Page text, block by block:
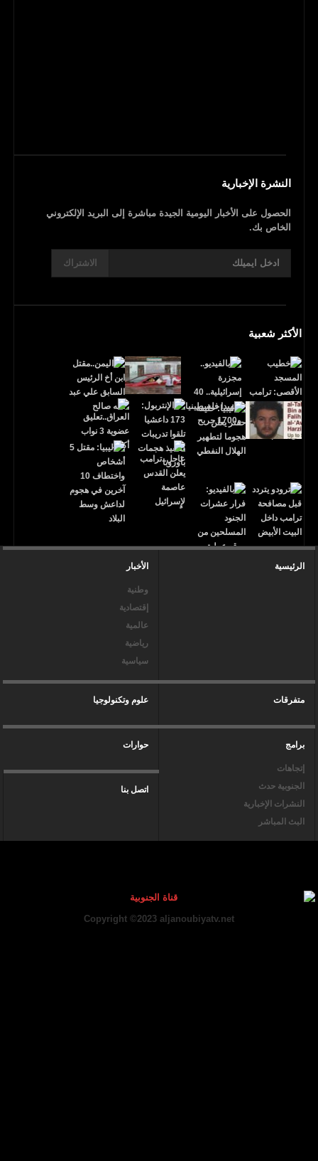
النشرة الإخبارية
الحصول على الأخبار اليومية الجيدة مباشرة إلى البريد الإلكتروني
الخاص بك.
الاشتراك
الأكثر شعبية
الرئيسية الأخبار
وطنية
إقتصادية
عالمية
رياضية
سياسية
متفرقات علوم وتكنولوجيا
برامج
إتجاهات
الجنوبية حدث
النشرات الإخبارية
البث المباشر
حوارات
اتصل بنا
Copyright ©2023 aljanoubiyatv.net